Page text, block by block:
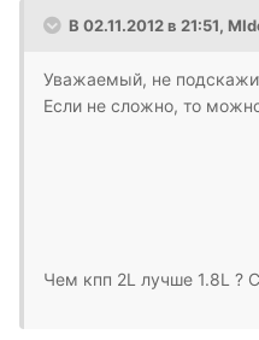
В 02.11.2012 в 21:51,
Уважаемый, не
Если не сложно, то
Чем кпп 2L лучше 1.8L ?